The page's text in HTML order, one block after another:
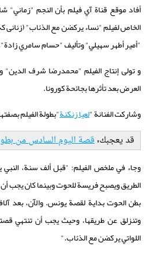
أفاد موقع قناة آي فيلم بأن النجم "زماني"
الخاص لفيلم "نساء يركضن مع الذئاب" (زنانی
"أمير أطهر سهيلي" وتأليف "حسام سامري
و تولى إنتاج الفيلم "محمدرضا شرف
العرض بعد تأثرها بجائحة كورونا.
وشاركت الفنانة "لعيا زنكنة"بطولة الفيلم
قد يعجبك:قصة اليوم السادس من
وجاء في ملخص الفيلم: "قبل ألف سنة،
الطريق ويصبح فريسة للحوت وبينما كان يجب
بطن الحوت بداية لقصة يونس. والآن، بعد
وتنزلق عن طريقها، وحيث يجب أن تنتهي
اللواتي يركضن مع الذئاب."